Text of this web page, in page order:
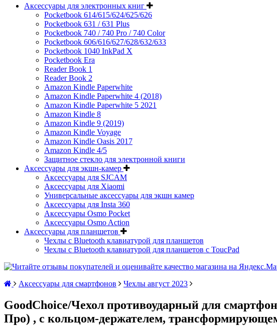
Аксессуары для электронных книг
Pocketbook 614/615/624/625/626
Pocketbook 631 / 631 Plus
Pocketbook 740 / 740 Pro / 740 Color
Pocketbook 606/616/627/628/632/633
Pocketbook 1040 InkPad X
Pocketbook Era
Reader Book 1
Reader Book 2
Amazon Kindle Paperwhite
Amazon Kindle Paperwhite 4 (2018)
Amazon Kindle Paperwhite 5 2021
Amazon Kindle 8
Amazon Kindle 9 (2019)
Amazon Kindle Voyage
Amazon Kindle Oasis 2017
Amazon Kindle 4/5
Защитное стекло для электронной книги
Аксессуары для экшн-камер
Аксессуары для SJCAM
Аксессуары для Xiaomi
Универсальные аксессуары для экшн камер
Аксессуары для Insta 360
Аксессуары Osmo Pocket
Аксессуары Osmo Action
Аксессуары для планшетов
Чехлы с Bluetooth клавиатурой для планшетов
Чехлы с Bluetooth клавиатурой для планшетов с ToucPad
Аксессуары для смартфонов Чехлы август 2023
GoodChoice/Чехол противоударный для
Про) , с кольцом-держателем,